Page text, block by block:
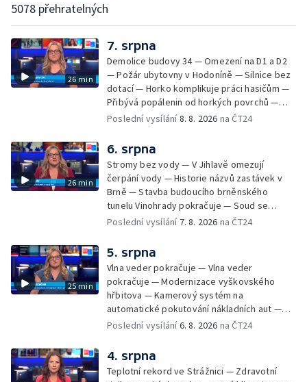
5078 přehratelných
26 min
7. srpna
Demolice budovy 34 — Omezení na D1 a D2
— Požár ubytovny v Hodoníně — Silnice bez
dotací — Horko komplikuje práci hasičům —
Přibývá popálenin od horkých povrchů —
Začíná prodej burčáku — Vedra komplikují
Poslední vysílání8. 8. 2026 na ČT24
26 min
6. srpna
Stromy bez vody — V Jihlavě omezují
čerpání vody — Historie názvů zastávek v
Brně — Stavba budoucího brněnského
tunelu Vinohrady pokračuje — Soud se
žhářem zlínského baru — Odložení bourání
Czech Rally Zlín — Začal 7. ročník festivalu
Pop Messe — Přestavba mostu v Hodoníně
— Fenomén památníčků
Poslední vysílání 7. 8. 2026 na ČT24
25 min
5. srpna
Vlna veder pokračuje — Vlna veder
pokračuje — Modernizace vyškovského
hřbitova — Kamerový systém na
automatické pokutování nákladních aut —
Demolice vyhořelé budovy ve Zlíně — Případ
stadionu na Vyškovsku — Výstraha před
bouřkami — Brno hostí Mezinárodní kytarový
festival — Očkování po kousnutí netopýrem
Poslední vysílání6. 8. 2026 na ČT24
4. srpna
Teplotní rekord ve Strážnici — Zdravotní